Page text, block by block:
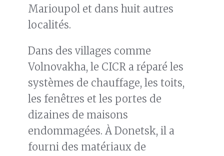
Marioupol et dans huit autres
localités.
Dans des villages comme
Volnovakha, le CICR a réparé les
systèmes de chauffage, les toits,
les fenêtres et les portes de
dizaines de maisons
endommagées. À Donetsk, il a
fourni des matériaux de